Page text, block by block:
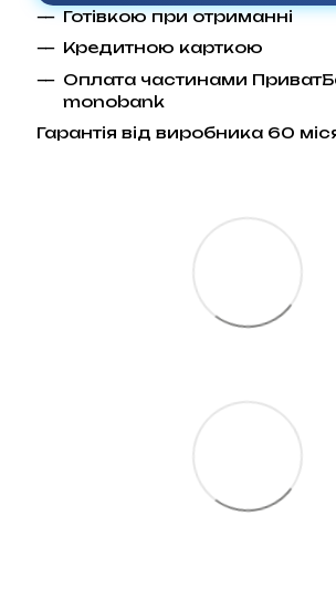
Готівкою при отриманні
Кредитною карткою
Оплата частинами
monobank
Гарантія від виробника 60